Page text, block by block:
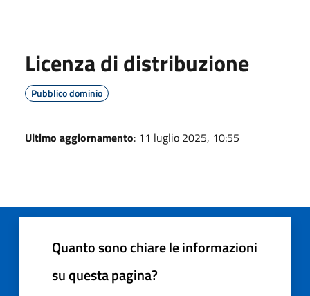
Licenza di distribuzione
Pubblico dominio
Ultimo aggiornamento: 11 luglio 2025, 10:55
Quanto sono chiare le informazioni
su questa pagina?